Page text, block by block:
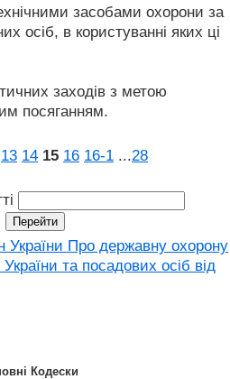
засобами охорони за
осіб, в користуванні яких ці
заходів з метою
посяганням.
13 14 15 16 16‑1 ...28
України Про державну охорону
та посадових осіб від
Кодески